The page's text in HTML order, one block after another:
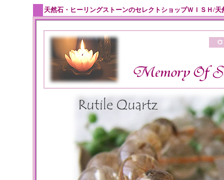
天然石・ヒーリングストーンのセレクトショップＷＩＳＨ/